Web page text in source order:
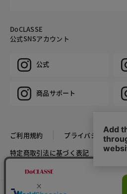
DoCLASSE
公式SNSアカウント
公式
商品サポート
ご利用規約
プライバシーポリシ
特定商取引法に基づく表記
推奨
COPYRIGHT © DoCLASSE ALL RIGHTS